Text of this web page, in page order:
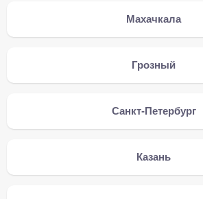
Махачкала
Грозный
Санкт-Петербург
Казань